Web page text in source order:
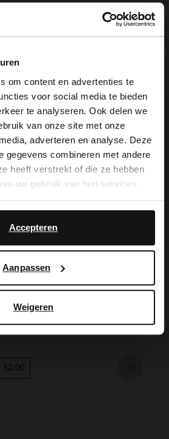
om content en advertenties te
voor social media te bieden
te analyseren. Ook delen we
van onze site met onze
adverteren en analyse. Deze
gegevens combineren met andere
heeft verstrekt of die ze hebben
uw gebruik van hun services.
Accepteren
Aanpassen
Weigeren
Batavia Plein
NL
63
NL
12:00
×
in English?
isn't Dutch. Would
to English?